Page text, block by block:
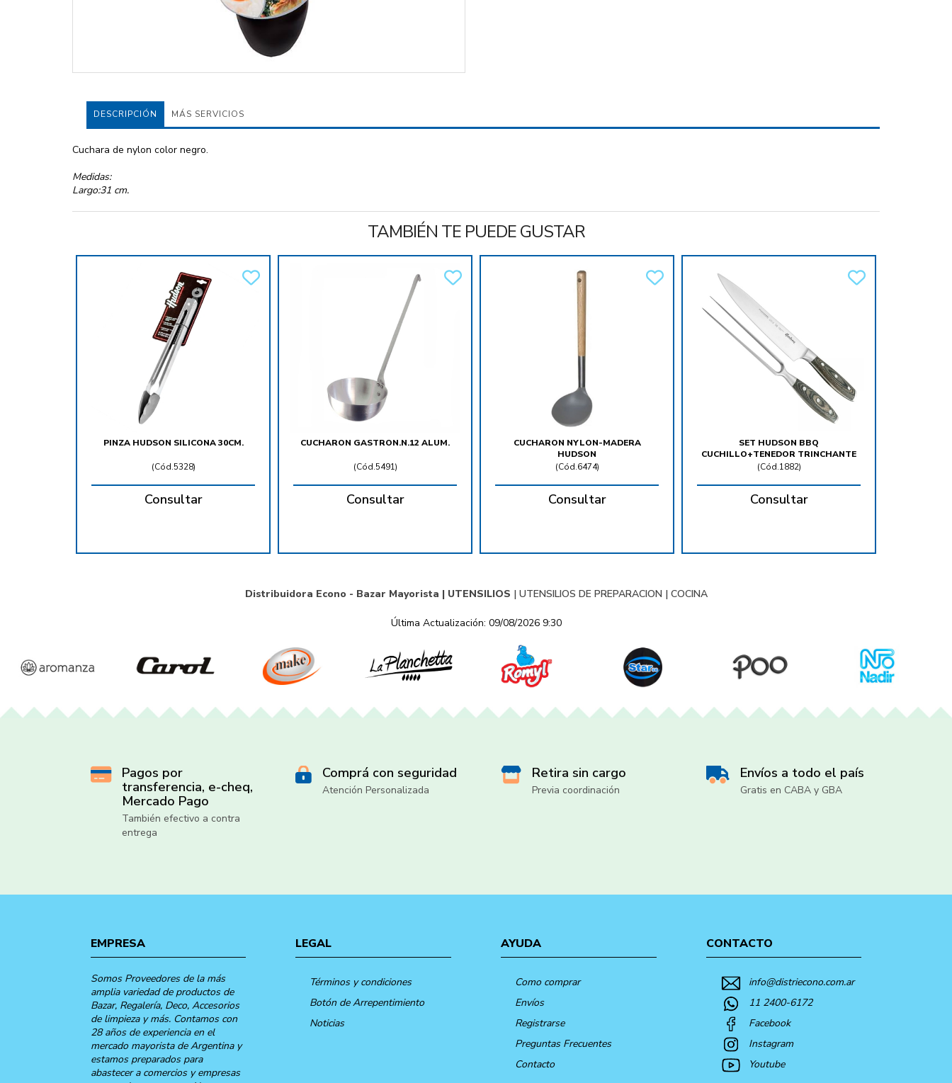
DESCRIPCIÓN MÁS SERVICIOS
Cuchara de nylon color negro.
Medidas:
Largo:31 cm.
TAMBIÉN TE PUEDE GUSTAR
PINZA HUDSON SILICONA 30CM.
(Cód.5328)
Consultar
CUCHARON GASTRON.N.12 ALUM.
(Cód.5491)
Consultar
CUCHARON NYLON-MADERA
HUDSON
(Cód.6474)
Consultar
SET HUDSON BBQ
CUCHILLO+TENEDOR TRINCHANTE
(Cód.1882)
Consultar
Distribuidora Econo - Bazar Mayorista | UTENSILIOS | UTENSILIOS DE PREPARACION | COCINA
Última Actualización: 09/08/2026 9:30
Pagos por
transferencia, e-cheq,
Mercado Pago
También efectivo a contra
entrega
Comprá con seguridad
Atención Personalizada
Retira sin cargo
Previa coordinación
Envíos a todo el país
Gratis en CABA y GBA
EMPRESA
Somos Proveedores de la más
amplia variedad de productos de
Bazar, Regalería, Deco, Accesorios
de limpieza y más. Contamos con
28 años de experiencia en el
mercado mayorista de Argentina y
estamos preparados para
abastecer a comercios y empresas
LEGAL
Términos y condiciones
Botón de Arrepentimiento
Noticias
AYUDA
Como comprar
Envíos
Registrarse
Preguntas Frecuentes
Contacto
CONTACTO
info@distriecono.com.ar
11 2400-6172
Facebook
Instagram
Youtube